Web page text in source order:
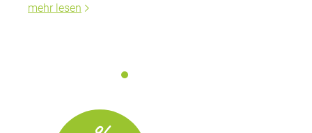
mehr lesen